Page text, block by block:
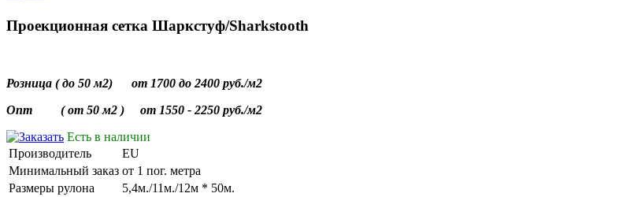
Проекционная сетка Шаркcтуф/Sharkstooth
Розница ( до 50 м2) от 1700 до 2400 руб./м2
Опт ( от 50 м2 ) от 1550 - 2250 руб./м2
Есть в наличии
Производитель
EU
Минимальный заказ от 1 пог. метра
Размеры рулона
5,4м./11м./12м * 50м.